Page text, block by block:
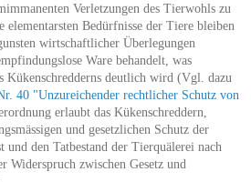
Verletzungen des Tierwohls zu
elementarsten Bedürfnisse der Tiere bleiben
wirtschaftlicher Überlegungen
Ware behandelt, was
Kükenschredderns deutlich wird (Vgl. dazu
40 "Unzureichender rechtlicher Schutz von
erlaubt das Kükenschreddern,
und gesetzlichen Schutz der
den Tatbestand der Tierquälerei nach
zwischen Gesetz und